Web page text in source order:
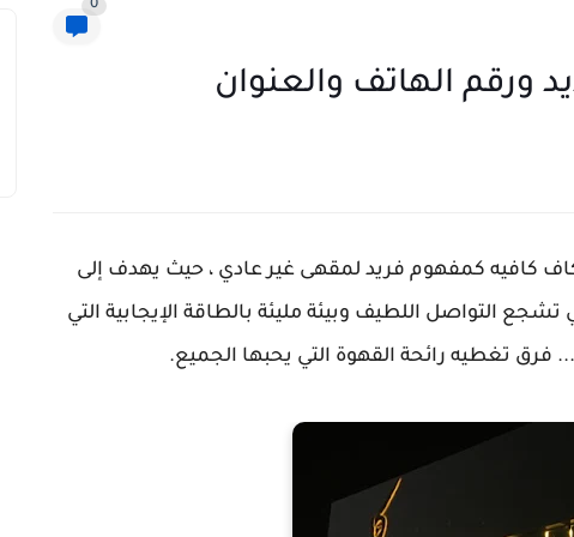
0
ورقم الهاتف والعنوان
كافيه كمفهوم فريد لمقهى غير عادي ، حيث يهدف إلى
تشجع التواصل اللطيف وبيئة مليئة بالطاقة الإيجابية التي
فرق تغطيه رائحة القهوة التي يحبها الجميع.